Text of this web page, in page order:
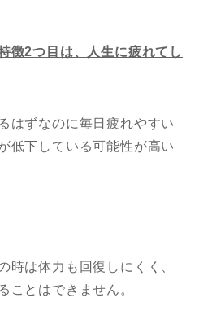
徴2つ目は、人生に疲れてし
はずなのに毎日疲れやすい
低下している可能性が高い
時は体力も回復しにくく、
ことはできません。